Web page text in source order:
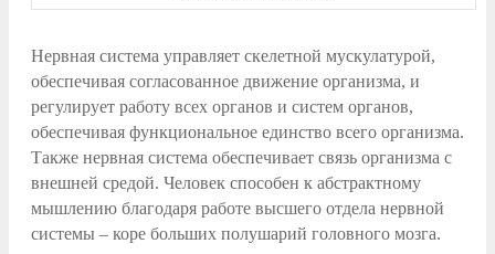
Нервная система управляет скелетной мускулатурой,
обеспечивая согласованное движение организма, и
регулирует работу всех органов и систем органов,
обеспечивая функциональное единство всего организма.
Также нервная система обеспечивает связь организма с
внешней средой. Человек способен к абстрактному
мышлению благодаря работе высшего отдела нервной
системы – коре больших полушарий головного мозга.